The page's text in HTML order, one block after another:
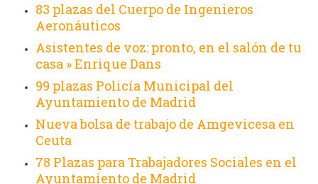
83 plazas del Cuerpo de Ingenieros
Aeronáuticos
Asistentes de voz: pronto, en el salón de tu
casa » Enrique Dans
99 plazas Policía Municipal del
Ayuntamiento de Madrid
Nueva bolsa de trabajo de Amgevicesa en
Ceuta
78 Plazas para Trabajadores Sociales en el
Ayuntamiento de Madrid